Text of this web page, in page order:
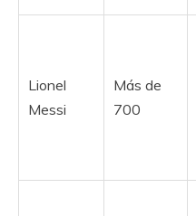
Lionel
Messi
Más de
700